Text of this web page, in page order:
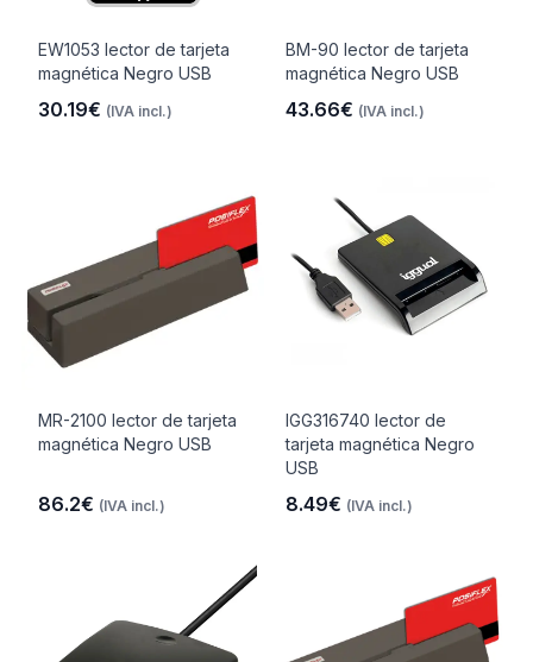
EW1053 lector de tarjeta
magnética Negro USB
30.19€ (IVA incl.)
BM-90 lector de tarjeta
magnética Negro USB
43.66€ (IVA incl.)
MR-2100 lector de tarjeta
magnética Negro USB
86.2€ (IVA incl.)
IGG316740 lector de
tarjeta magnética Negro
USB
8.49€ (IVA incl.)